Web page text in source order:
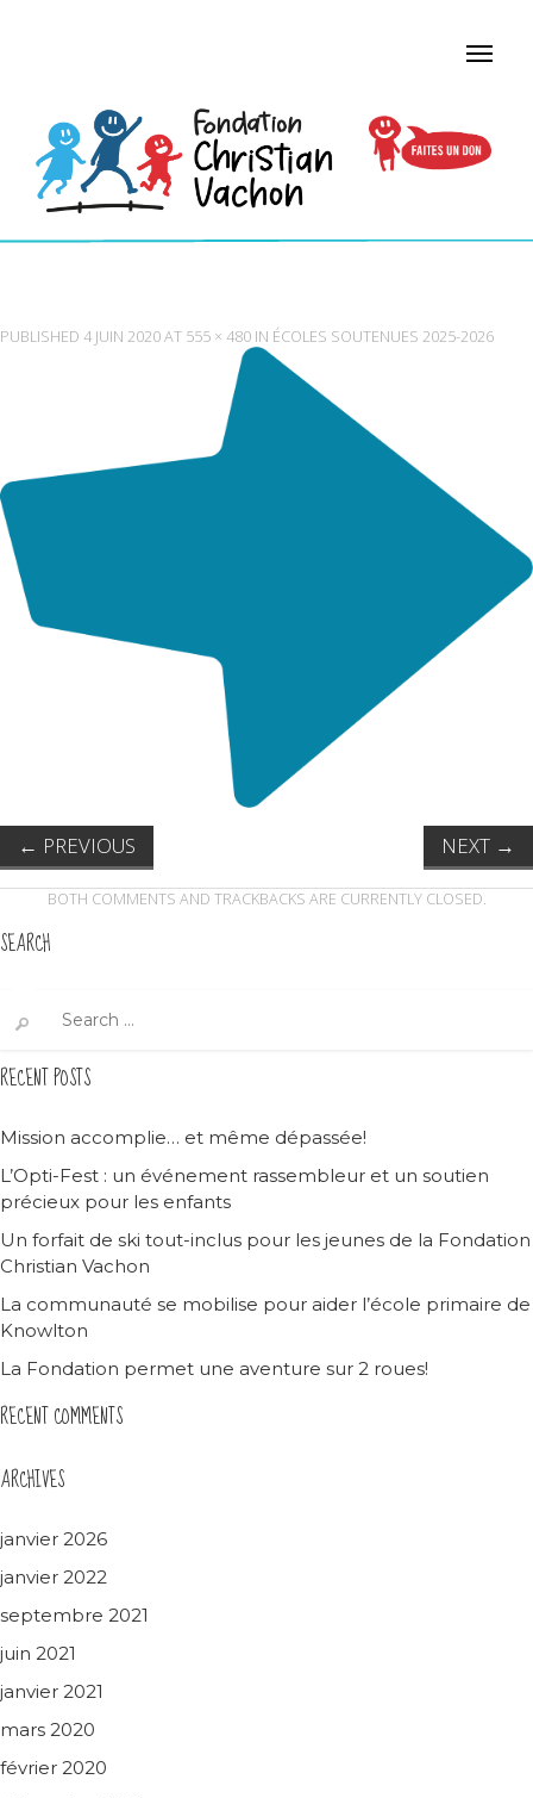
PUBLISHED 4 JUIN 2020AT 555 × 480 IN ÉCOLES SOUTENUES 2025-2026
← PREVIOUS NEXT →
BOTH COMMENTS AND TRACKBACKS ARE CURRENTLY CLOSED.
SEARCH
for:
RECENT POSTS
Mission accomplie… et même dépassée!
L’Opti-Fest : un événement rassembleur et un soutien
précieux pour les enfants
Un forfait de ski tout-inclus pour les jeunes de la Fondation
Christian Vachon
La communauté se mobilise pour aider l’école primaire de
Knowlton
La Fondation permet une aventure sur 2 roues!
RECENT COMMENTS
ARCHIVES
janvier 2026
janvier 2022
septembre 2021
juin 2021
janvier 2021
mars 2020
février 2020